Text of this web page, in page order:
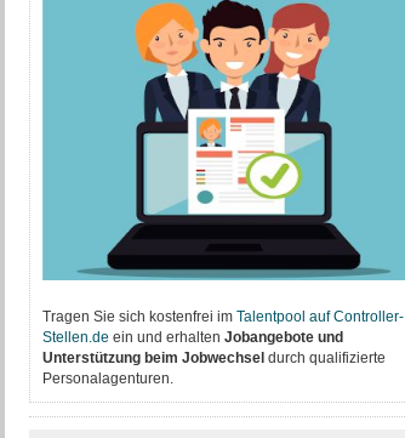
Tragen Sie sich kostenfrei im Talentpool auf Controller-
Stellen.de ein und erhalten Jobangebote und
Unterstützung beim Jobwechsel durch qualifizierte
Personalagenturen.